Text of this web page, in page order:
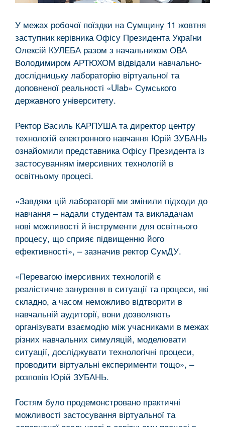
У межах робочої поїздки на Сумщину 11 жовтня
заступник керівника Офісу Президента України
Олексій КУЛЕБА разом з начальником ОВА
Володимиром АРТЮХОМ відвідали навчально-
дослідницьку лабораторію віртуальної та
доповненої реальності «Ulab» Сумського
державного університету.
Ректор Василь КАРПУША та директор центру
технологій електронного навчання Юрій ЗУБАНЬ
ознайомили представника Офісу Президента із
застосуванням імерсивних технологій в
освітньому процесі.
«Завдяки цій лабораторії ми змінили підходи до
навчання – надали студентам та викладачам
нові можливості й інструменти для освітнього
процесу, що сприяє підвищенню його
ефективності», – зазначив ректор СумДУ.
«Перевагою імерсивних технологій є
реалістичне занурення в ситуації та процеси, які
складно, а часом неможливо відтворити в
навчальній аудиторії, вони дозволяють
організувати взаємодію між учасниками в межах
різних навчальних симуляцій, моделювати
ситуації, досліджувати технологічні процеси,
проводити віртуальні експерименти тощо», –
розповів Юрій ЗУБАНЬ.
Гостям було продемонстровано практичні
можливості застосування віртуальної та